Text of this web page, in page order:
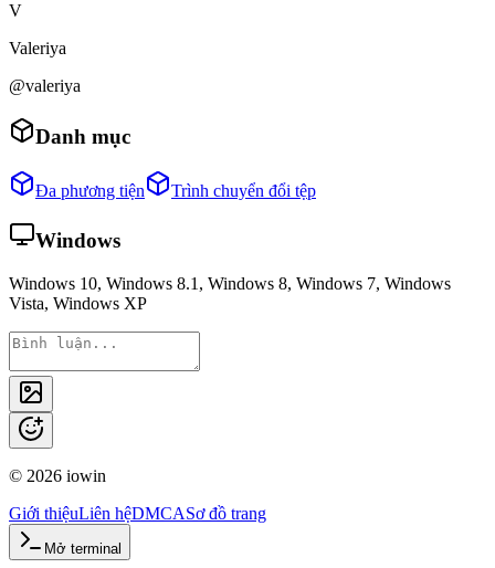
V
Valeriya
@valeriya
Danh mục
Đa phương tiện Trình chuyển đổi tệp
Windows
Windows 10, Windows 8.1, Windows 8, Windows 7, Windows
Vista, Windows XP
© 2026 iowin
Giới thiệuLiên hệDMCASơ đồ trang
Mở terminal